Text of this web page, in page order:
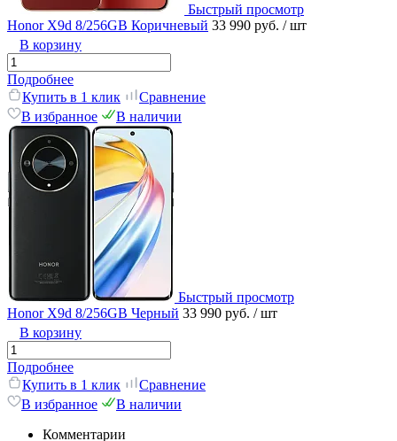
Быстрый просмотр
Honor X9d 8/256GB Коричневый 33 990 руб. / шт
В корзину
Подробнее
Купить в 1 клик
Сравнение
В избранное
В наличии
Быстрый просмотр
Honor X9d 8/256GB Черный 33 990 руб. / шт
В корзину
Подробнее
Купить в 1 клик
Сравнение
В избранное
В наличии
Комментарии